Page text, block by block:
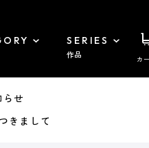
SERIES
作品 カ
せ
きまして